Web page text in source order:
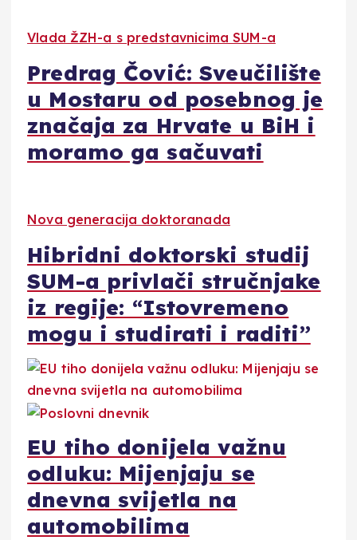
Vlada ŽZH-a s predstavnicima SUM-a
Predrag Čović: Sveučilište
u Mostaru od posebnog je
značaja za Hrvate u BiH i
moramo ga sačuvati
Nova generacija doktoranada
Hibridni doktorski studij
SUM-a privlači stručnjake
iz regije: “Istovremeno
mogu i studirati i raditi”
EU tiho donijela važnu
odluku: Mijenjaju se
dnevna svijetla na
automobilima